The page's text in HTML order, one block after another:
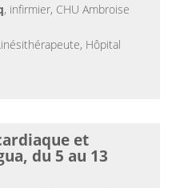
, infirmier, CHU Ambroise
Hôpital
et
du 5 au 13